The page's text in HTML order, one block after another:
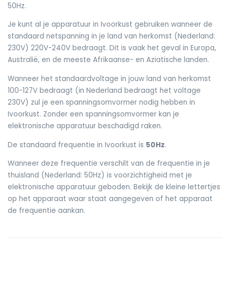
50Hz.
Je kunt al je apparatuur in Ivoorkust gebruiken wanneer de
standaard netspanning in je land van herkomst (Nederland:
230V) 220V-240V bedraagt. Dit is vaak het geval in Europa,
Australië, en de meeste Afrikaanse- en Aziatische landen.
Wanneer het standaardvoltage in jouw land van herkomst
100-127V bedraagt (in Nederland bedraagt het voltage
230V) zul je een spanningsomvormer nodig hebben in
Ivoorkust. Zonder een spanningsomvormer kan je
elektronische apparatuur beschadigd raken.
De standaard frequentie in Ivoorkust is 50Hz.
Wanneer deze frequentie verschilt van de frequentie in je
thuisland (Nederland: 50Hz) is voorzichtigheid met je
elektronische apparatuur geboden. Bekijk de kleine lettertjes
op het apparaat waar staat aangegeven of het apparaat
de frequentie aankan.